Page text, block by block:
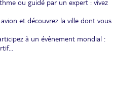
ou guidé par un expert : vivez
et découvrez la ville dont vous
à un évènement mondial :